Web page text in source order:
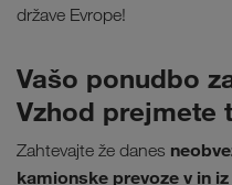
države Evrope!
Vašo ponudbo
Vzhod prejmete
Zahtevajte že danes
kamionske prevoze v in